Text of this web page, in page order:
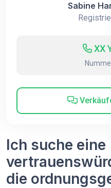
Sabine
XX
Ich suche eine
die